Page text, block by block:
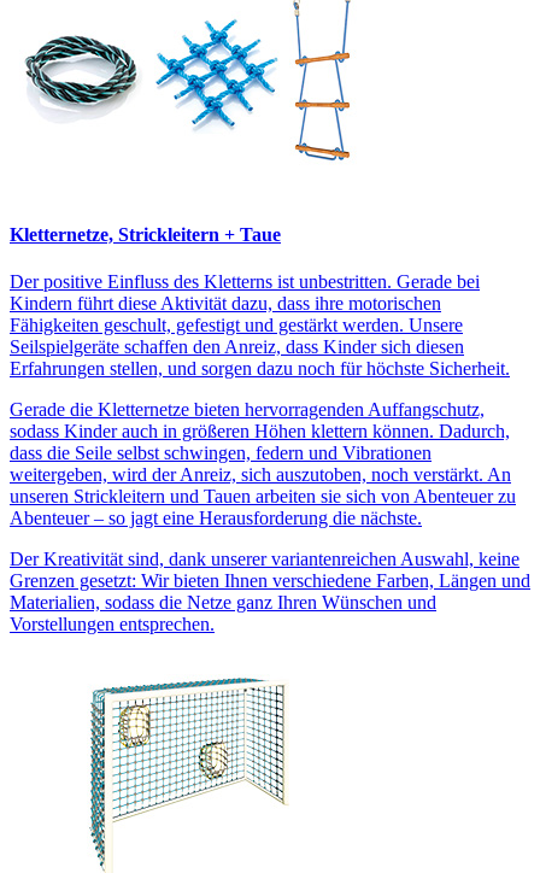
Kletternetze, Strickleitern + Taue
Der positive Einfluss des Kletterns ist unbestritten. Gerade bei
Kindern führt diese Aktivität dazu, dass ihre motorischen
Fähigkeiten geschult, gefestigt und gestärkt werden. Unsere
Seilspielgeräte schaffen den Anreiz, dass Kinder sich diesen
Erfahrungen stellen, und sorgen dazu noch für höchste Sicherheit.
Gerade die Kletternetze bieten hervorragenden Auffangschutz,
sodass Kinder auch in größeren Höhen klettern können. Dadurch,
dass die Seile selbst schwingen, federn und Vibrationen
weitergeben, wird der Anreiz, sich auszutoben, noch verstärkt. An
unseren Strickleitern und Tauen arbeiten sie sich von Abenteuer zu
Abenteuer – so jagt eine Herausforderung die nächste.
Der Kreativität sind, dank unserer variantenreichen Auswahl, keine
Grenzen gesetzt: Wir bieten Ihnen verschiedene Farben, Längen und
Materialien, sodass die Netze ganz Ihren Wünschen und
Vorstellungen entsprechen.